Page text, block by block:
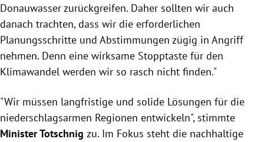
Donauwasser zurückgreifen. Daher sollten wir auch
danach trachten, dass wir die erforderlichen
Planungsschritte und Abstimmungen zügig in Angriff
nehmen. Denn eine wirksame Stopptaste für den
Klimawandel werden wir so rasch nicht finden."
"Wir müssen langfristige und solide Lösungen für die
niederschlagsarmen Regionen entwickeln", stimmte
Minister Totschnig zu. Im Fokus steht die nachhaltige